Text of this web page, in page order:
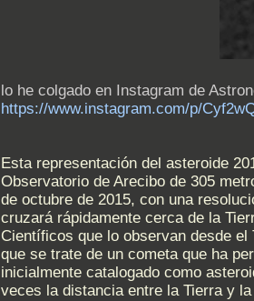
lo he colgado en Instagram de
https://www.instagram.com/p/
Esta representación del asteroide
Observatorio de Arecibo de 305
de octubre de 2015, con una
cruzará rápidamente cerca de la
Científicos que lo observan desde
que se trate de un cometa que ha
inicialmente catalogado como
veces la distancia entre la Tierra y la